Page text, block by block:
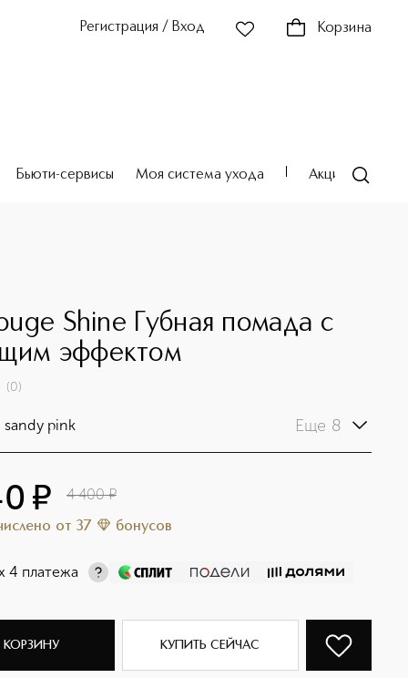
Регистрация / Вход Корзина
Бьюти-сервисы Моя система ухода Акции
Shine Губная помада с
эффектом
(0)
sandy pink Еще 8
¤ 4 400 ¤
от 37 бонусов
4 платежа
КОРЗИНУ КУПИТЬ СЕЙЧАС